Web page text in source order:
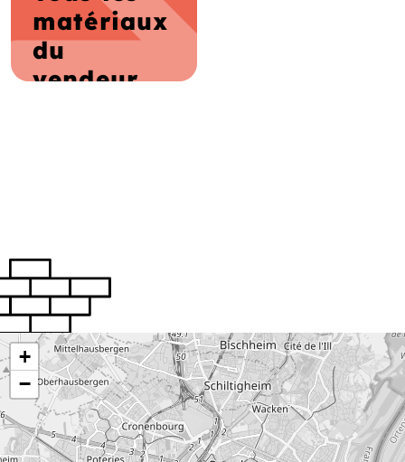
matériaux
du
vendeur
+
−